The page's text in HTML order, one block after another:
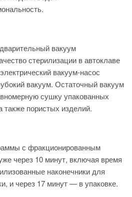
вакуум
стерилизации в автоклаве
вакуум-насос
вакуум. Остаточный вакуум
сушку упакованных
также пористых изделий.
с фракционированным
через 10 минут, включая время
наконечники для
и через 17 минут — в упаковке.